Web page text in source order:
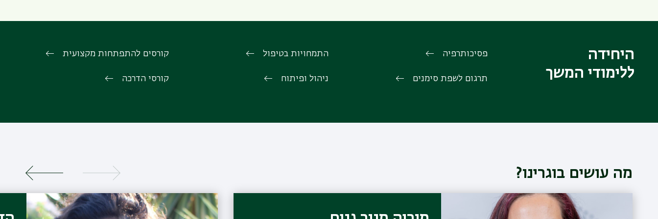
היחידה
ללימודי המשך
פסיכותרפיה התמחויות בטיפול קורסים להתפתחות מקצועית
תרגום לשפת סימנים ניהול ופיתוח קורסי הדרכה
מה עושים בוגרינו?